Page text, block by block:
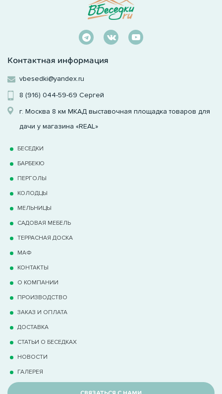
Контактная информация
vbesedki@yandex.ru
8 (916) 044-59-69 Сергей
г. Москва 8 км МКАД выставочная площадка товаров для
дачи у магазина «REAL»
БЕСЕДКИ
БАРБЕКЮ
ПЕРГОЛЫ
КОЛОДЦЫ
МЕЛЬНИЦЫ
САДОВАЯ МЕБЕЛЬ
ТЕРРАCНАЯ ДОСКА
МАФ
КОНТАКТЫ
О КОМПАНИИ
ПРОИЗВОДСТВО
ЗАКАЗ И ОПЛАТА
ДОСТАВКА
СТАТЬИ О БЕСЕДКАХ
НОВОСТИ
ГАЛЕРЕЯ